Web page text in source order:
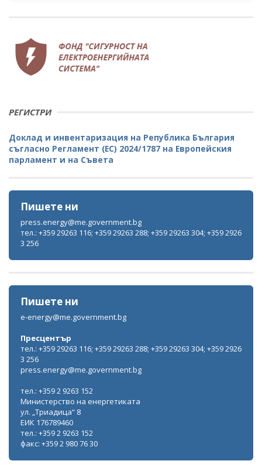
РЕГИСТРИ
Доклад и инвентаризация на Република България
съгласно Регламент (ЕС) 2024/1787 на Европейския
парламент и на Съвета
Пишете ни
press.energy@me.government.bg
тел.: +359 29263 116; +359 29263 288; +359 29263 304; +359 2926
3 256
Пишете ни
e-energy@me.government.bg
Пресцентър
тел.: +359 29263 116; +359 29263 288; +359 29263 304; +359 2926
3 256
press.energy@me.government.bg
тел.: +359 2 9263 152
Министерство на енергетиката
ул. „Триадица“ 8
ЕИК 176789460
тел.: +359 2 9263 152
факс: +359 2 980 76 30